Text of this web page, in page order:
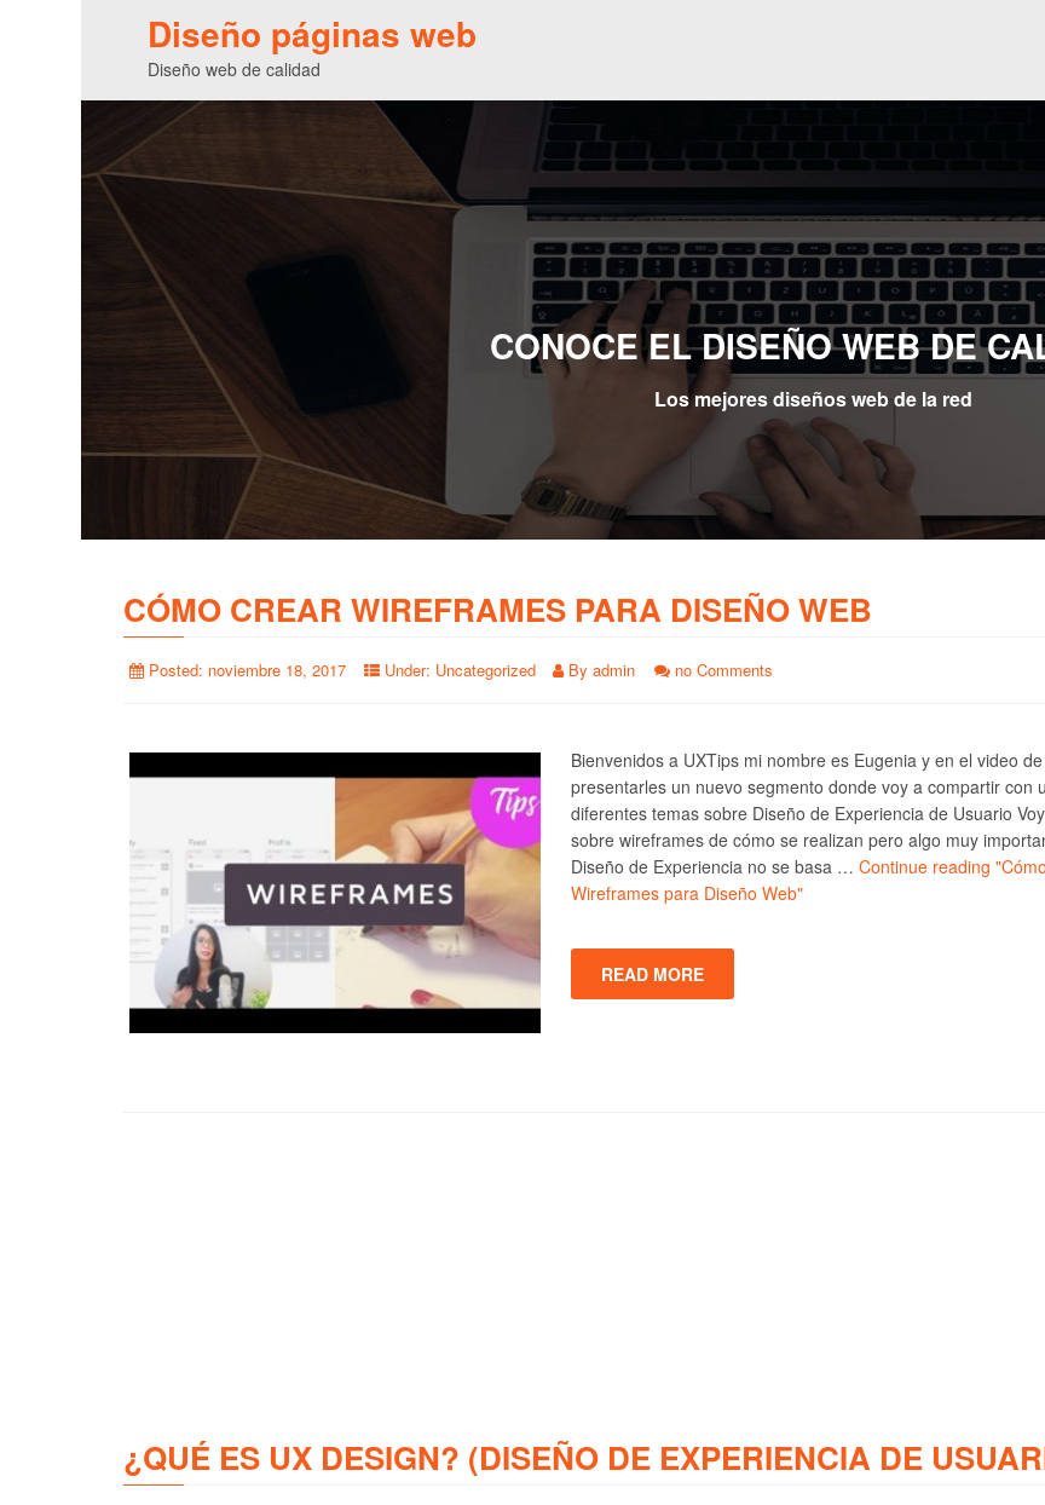
Diseño páginas web
Diseño web de calidad
CONOCE EL DISEÑO WEB DE
Los mejores diseños web de la red
CÓMO CREAR WIREFRAMES PARA DISEÑO WEB
Posted: noviembre 18, 2017 Under: Uncategorized By admin no Comments
Bienvenidos a UXTips mi nombre es Eugenia y en el video
presentarles un nuevo segmento donde voy a compartir con
diferentes temas sobre Diseño de Experiencia de Usuario
sobre wireframes de cómo se realizan pero algo muy
Diseño de Experiencia no se basa … Continue reading
Wireframes para Diseño Web"
READ MORE
¿QUÉ ES UX DESIGN? (DISEÑO DE EXPERIENCIA DE